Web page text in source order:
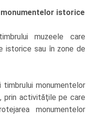
istorice
muzeele care
istorice sau în zone de
monumentelor
prin activităţile pe care
monumentelor